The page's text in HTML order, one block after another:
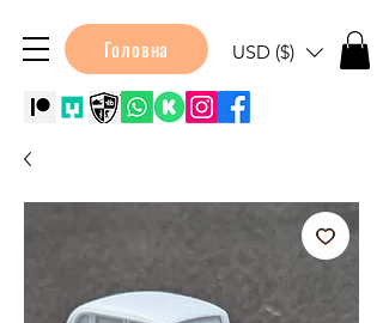
Головна USD ($)